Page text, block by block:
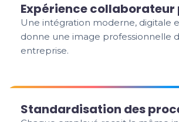
Expérience
Une intégration moderne, digitale
donne une image professionnelle
entreprise.
Standardisation des